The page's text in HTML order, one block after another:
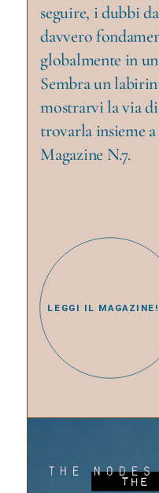
seguire, i dubbi
davvero
globalmente in
Sembra un
mostrarvi la via
trovarla insieme
Magazine N.7.
LEGGI IL MAGAZINE!